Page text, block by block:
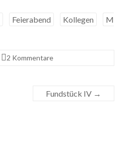
Feierabend Kollegen
M
2 Kommentare
Fundstück IV →